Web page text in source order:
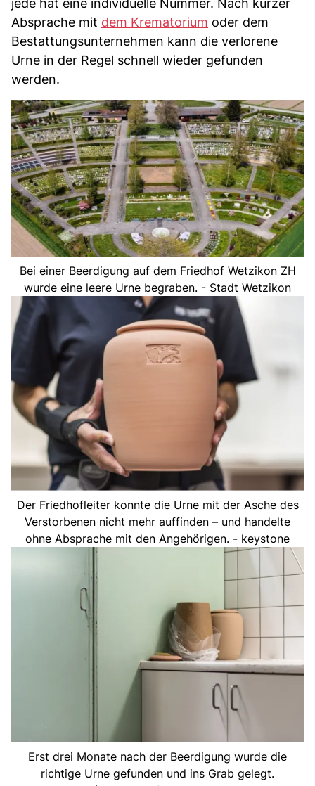
jede hat eine individuelle Nummer. Nach kurzer
Absprache mit dem Krematorium oder dem
Bestattungsunternehmen kann die verlorene
Urne in der Regel schnell wieder gefunden
werden.
Bei einer Beerdigung auf dem Friedhof Wetzikon ZH
wurde eine leere Urne begraben. - Stadt Wetzikon
Der Friedhofleiter konnte die Urne mit der Asche des
Verstorbenen nicht mehr auffinden – und handelte
ohne Absprache mit den Angehörigen. - keystone
Erst drei Monate nach der Beerdigung wurde die
richtige Urne gefunden und ins Grab gelegt.